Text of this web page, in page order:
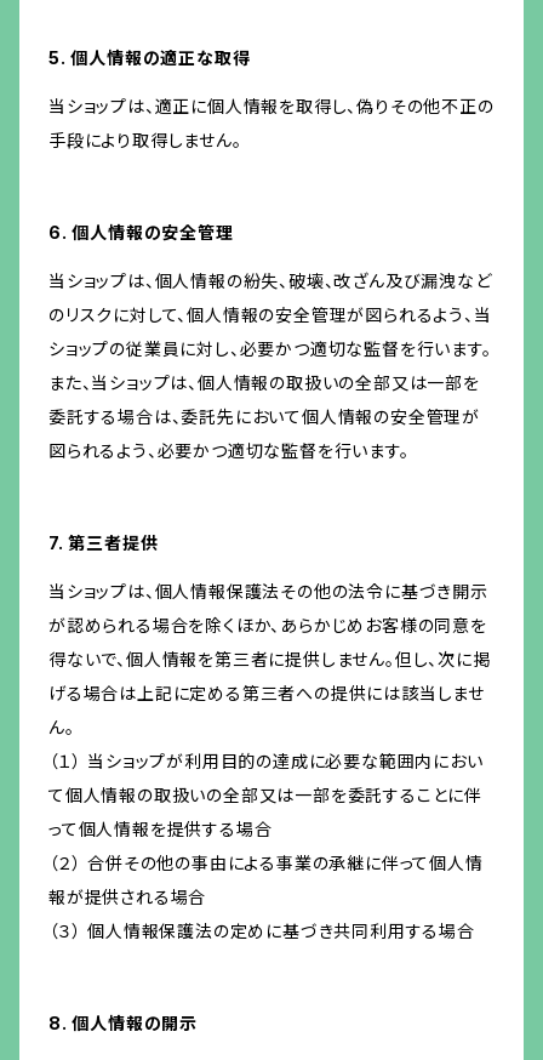
5. 個人情報の適正な取得
当ショップは、適正に個人情報を取得し、偽りその他不正の
手段により取得しません。
6. 個人情報の安全管理
当ショップは、個人情報の紛失、破壊、改ざん及び漏洩など
のリスクに対して、個人情報の安全管理が図られるよう、当
ショップの従業員に対し、必要かつ適切な監督を行います。
また、当ショップは、個人情報の取扱いの全部又は一部を
委託する場合は、委託先において個人情報の安全管理が
図られるよう、必要かつ適切な監督を行います。
7. 第三者提供
当ショップは、個人情報保護法その他の法令に基づき開示
が認められる場合を除くほか、あらかじめお客様の同意を
得ないで、個人情報を第三者に提供しません。但し、次に掲
げる場合は上記に定める第三者への提供には該当しませ
ん。
（１） 当ショップが利用目的の達成に必要な範囲内におい
て個人情報の取扱いの全部又は一部を委託することに伴
って個人情報を提供する場合
（２） 合併その他の事由による事業の承継に伴って個人情
報が提供される場合
（３） 個人情報保護法の定めに基づき共同利用する場合
8. 個人情報の開示